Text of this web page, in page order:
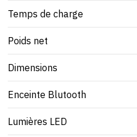
Temps de charge
Poids net
Dimensions
Enceinte Blutooth
Lumières LED